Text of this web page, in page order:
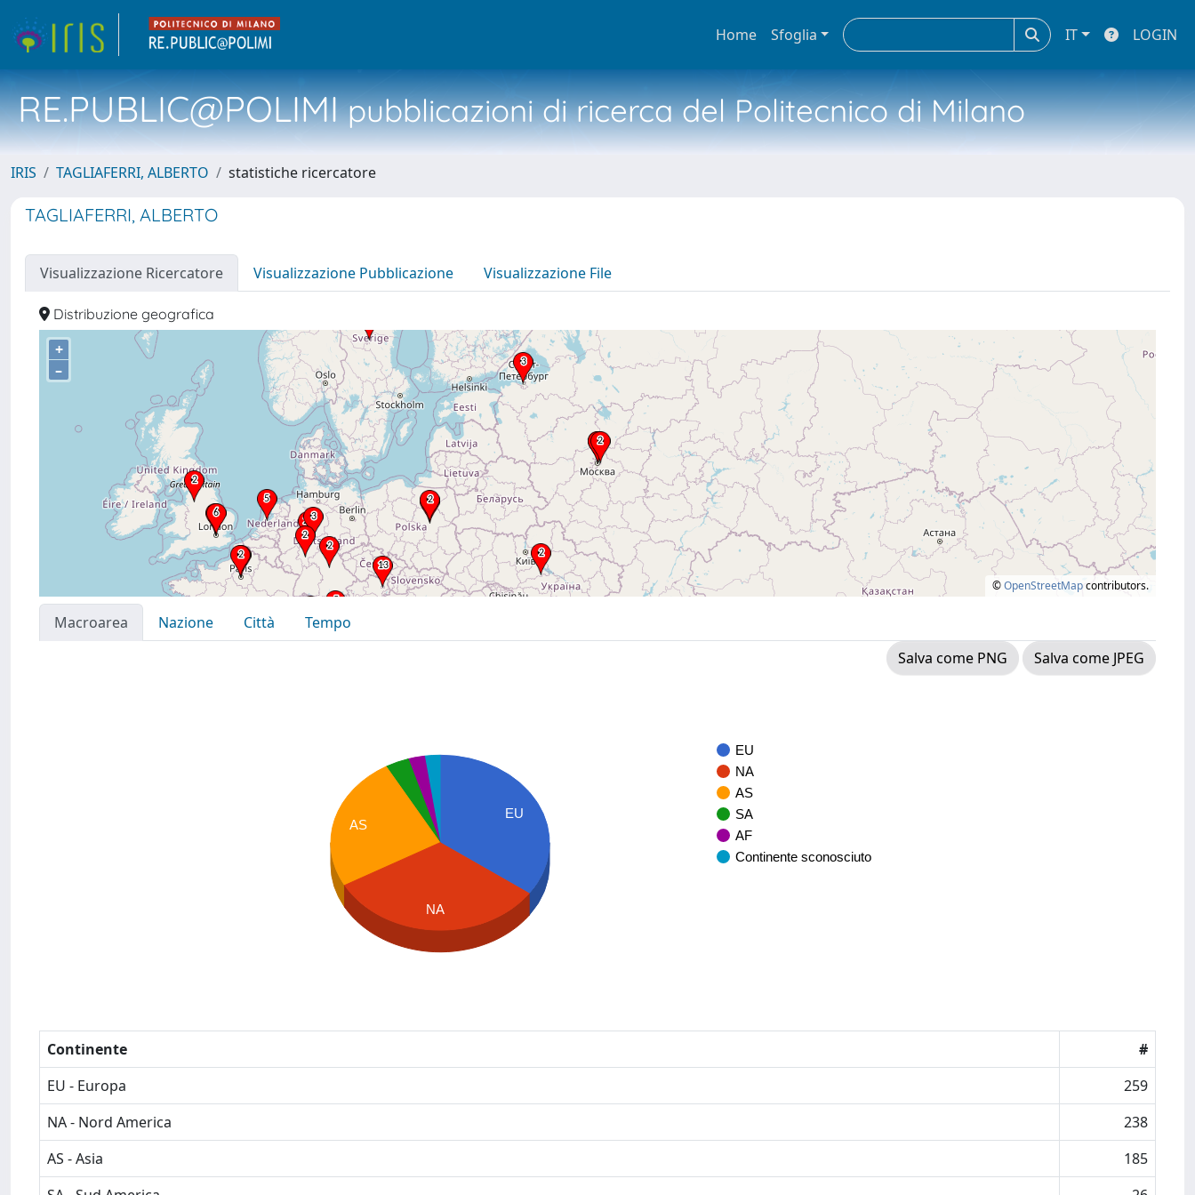
Home Sfoglia IT LOGIN
RE.PUBLIC@POLIMIpubblicazioni di ricerca del Politecnico di Milano
IRIS TAGLIAFERRI, ALBERTO statistiche ricercatore
TAGLIAFERRI, ALBERTO
Visualizzazione Ricercatore Visualizzazione Pubblicazione Visualizzazione File
Distribuzione geografica
+
–
©OpenStreetMapcontributors.
Macroarea Nazione Città
Tempo
Salva come PNG
Salva come JPEG
EU
NA
AS
SA
AF
Continente sconosciuto
EU
AS
NA
Continente
#
EU - Europa
259
NA - Nord America
238
AS - Asia
185